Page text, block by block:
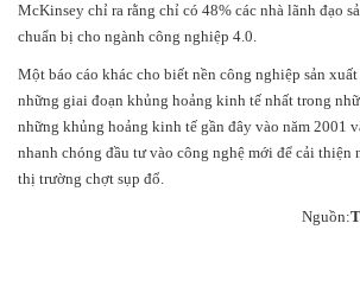
McKinsey chỉ ra rằng chỉ có 48% các nhà lãnh đạo
chuẩn bị cho ngành công nghiệp 4.0.
Một báo cáo khác cho biết nền công nghiệp sản
những giai đoạn khủng hoảng kinh tế nhất trong
những khủng hoảng kinh tế gần đây vào năm 2001
nhanh chóng đầu tư vào công nghệ mới để cải thiện
thị trường chợt sụp đổ.
Nguồn: